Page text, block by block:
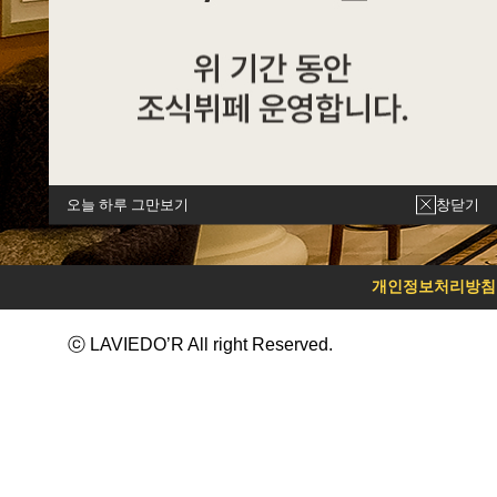
오늘 하루 그만보기 창닫기
개인정보처리방침
ⓒ LAVIEDO’R All right Reserved.